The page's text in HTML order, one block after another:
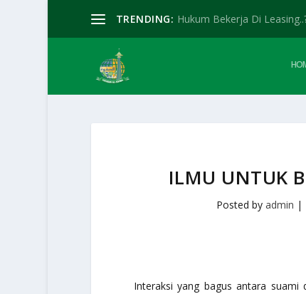
TRENDING: Hukum Bekerja Di
ILMU UNTUK
Posted by admin |
Interaksi yang bagus antara suami